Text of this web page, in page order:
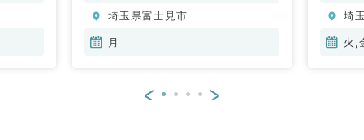
埼玉県富士見市
月
内
原
埼
火,
< >